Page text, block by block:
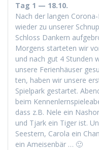
Tag 1 — 18.10.
Nach der lan­gen
wieder zu unser­er
Schloss Dankern
Mor­gens starteten wir
und nach gut 4 Stun­den
unsere Ferien­häuser
ten, haben wir unsere
Spiel­park ges­tartet.
beim
dass z.B. Nele ein
und Tjark ein Tiger ist.
Seestern, Car­o­la ein
ein Ameisenbär … 🙂